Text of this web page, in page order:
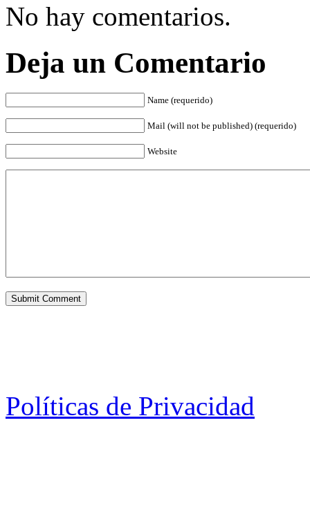
No hay comentarios.
Deja un Comentario
Name (requerido)
Mail (will not be published) (requerido)
Website
Políticas de Privacidad